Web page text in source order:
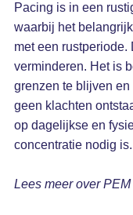
Pacing is in een
waarbij het
met een
verminderen. Het is
grenzen te blijven
geen klachten
op dagelijkse en
concentratie nodig is.
Lees meer over